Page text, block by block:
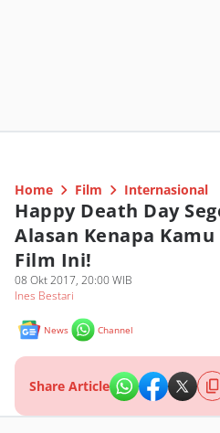
Home Film Internasional
Happy Death Day
Alasan Kenapa
Film Ini!
08 Okt 2017, 20:00 WIB
Ines Bestari
News Channel
Share Article